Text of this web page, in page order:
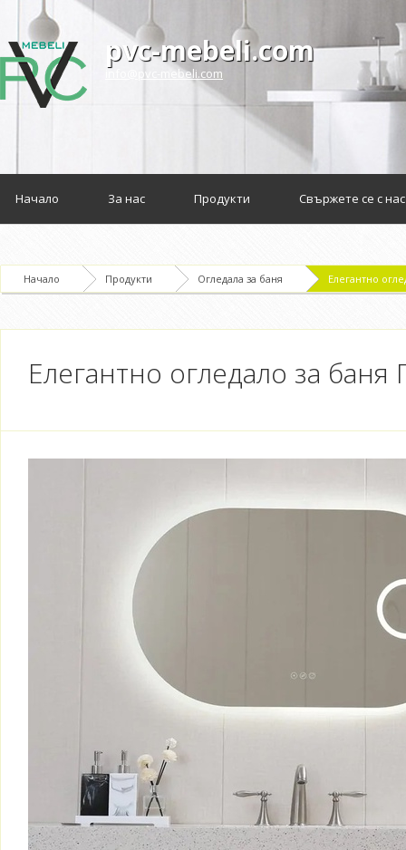
pvc-mebeli.com
info@pvc-mebeli.com
Начало За нас Продукти Свържете се с нас
Начало Продукти Огледала за баня Елегантно
Елегантно огледало за баня